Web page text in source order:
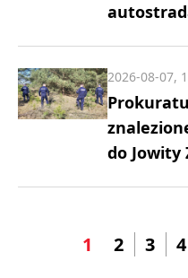
do Jowity
2026-08-07,
1 2 3 4